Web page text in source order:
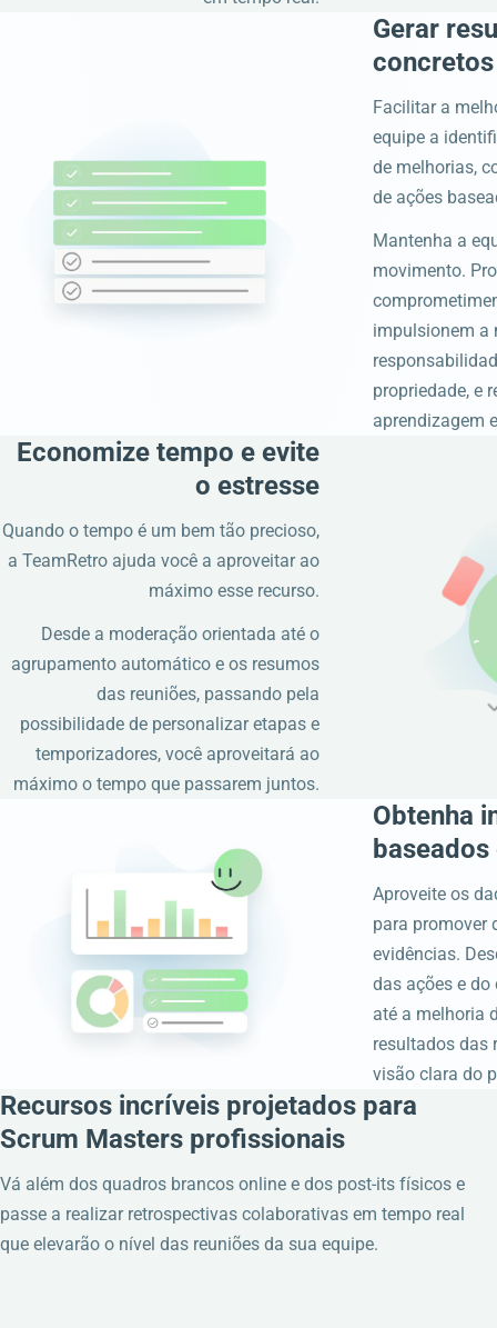
Gerar
concretos
Facilitar a
equipe a
de melhorias,
de ações
Mantenha a
movimento.
impulsionem a
propriedade, e
aprendizagem
Economize tempo e evite
o estresse
Quando o tempo é um bem tão precioso,
a TeamRetro ajuda você a aproveitar ao
máximo esse recurso.
Desde a moderação orientada até o
agrupamento automático e os resumos
das reuniões, passando pela
possibilidade de personalizar etapas e
temporizadores, você aproveitará ao
máximo o tempo que passarem juntos.
Obtenha
Aproveite os
para promover
evidências.
das ações e do
até a melhoria
resultados das
visão clara do
Recursos incríveis projetados para
Scrum Masters profissionais
Vá além dos quadros brancos online e dos post-its físicos e
passe a realizar retrospectivas colaborativas em tempo real
que elevarão o nível das reuniões da sua equipe.